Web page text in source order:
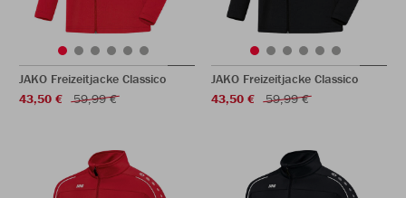
JAKO Freizeitjacke Classico
43,50 €
59,99 €
JAKO Freizeitjacke Classico
43,50 €
59,99 €